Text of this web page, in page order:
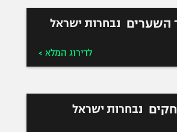
אופניים
בייסבול MLB
ספורט אתגרי
השערים נבחרות ישראל
לדירוג המלא >
נבחרות ישראל